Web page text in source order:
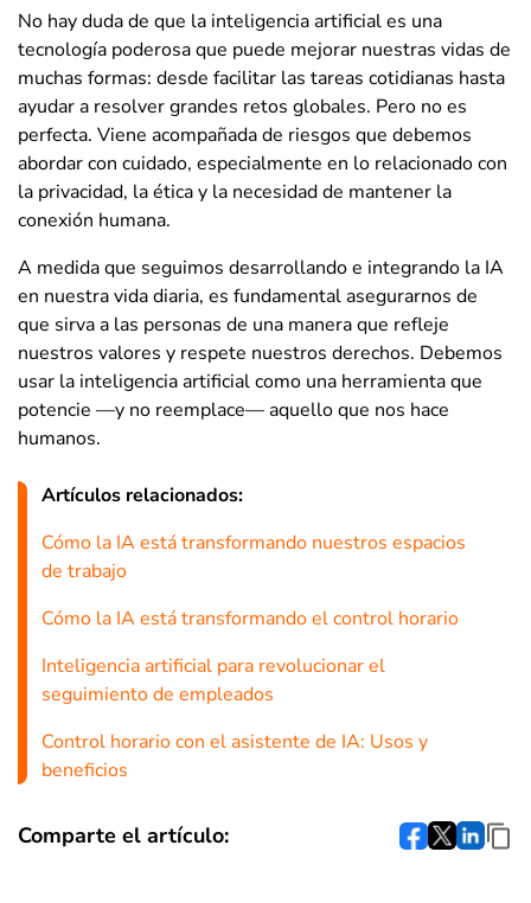
No hay duda de que la inteligencia artificial es una
tecnología poderosa que puede mejorar nuestras vidas de
muchas formas: desde facilitar las tareas cotidianas hasta
ayudar a resolver grandes retos globales. Pero no es
perfecta. Viene acompañada de riesgos que debemos
abordar con cuidado, especialmente en lo relacionado con
la privacidad, la ética y la necesidad de mantener la
conexión humana.
A medida que seguimos desarrollando e integrando la IA
en nuestra vida diaria, es fundamental asegurarnos de
que sirva a las personas de una manera que refleje
nuestros valores y respete nuestros derechos. Debemos
usar la inteligencia artificial como una herramienta que
potencie —y no reemplace— aquello que nos hace
humanos.
Artículos relacionados:
Cómo la IA está transformando nuestros espacios
de trabajo
Cómo la IA está transformando el control horario
Inteligencia artificial para revolucionar el
seguimiento de empleados
Control horario con el asistente de IA: Usos y
beneficios
Comparte el artículo: